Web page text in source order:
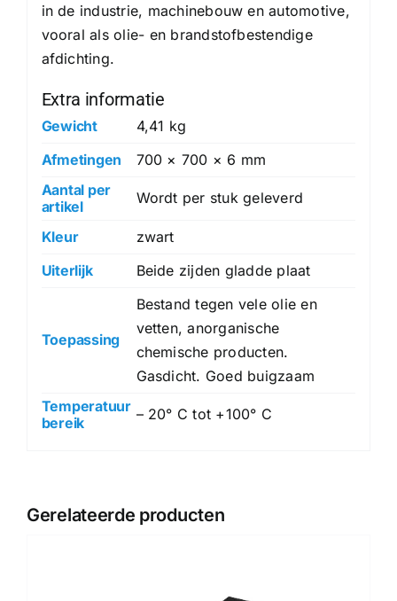
in de industrie, machinebouw en automotive,
vooral als olie- en brandstofbestendige
afdichting.
Extra informatie
Gewicht
4,41 kg
Afmetingen
700 × 700 × 6 mm
Aantal per
artikel
Wordt per stuk geleverd
Kleur
zwart
Uiterlijk
Beide zijden gladde plaat
Toepassing
Bestand tegen vele olie en
vetten, anorganische
chemische producten.
Gasdicht. Goed buigzaam
Temperatuur
bereik
– 20° C tot +100° C
Gerelateerde producten